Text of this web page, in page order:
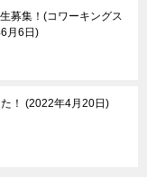
募集！(コワーキングス
月6日
！ 2022年4月20日